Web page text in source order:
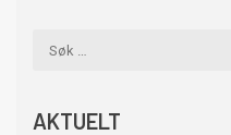
AKTUELT